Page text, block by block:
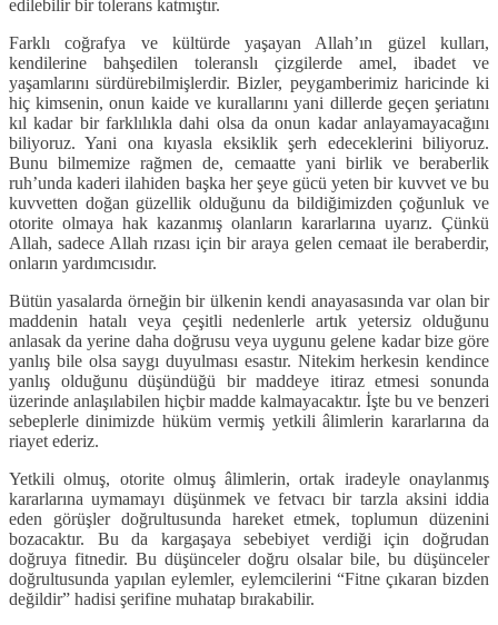
edilebilir bir tolerans katmıştır.
Farklı coğrafya ve kültürde yaşayan Allah’ın güzel kulları,
kendilerine bahşedilen toleranslı çizgilerde amel, ibadet ve
yaşamlarını sürdürebilmişlerdir. Bizler, peygamberimiz haricinde ki
hiç kimsenin, onun kaide ve kurallarını yani dillerde geçen şeriatını
kıl kadar bir farklılıkla dahi olsa da onun kadar anlayamayacağını
biliyoruz. Yani ona kıyasla eksiklik şerh edeceklerini biliyoruz.
Bunu bilmemize rağmen de, cemaatte yani birlik ve beraberlik
ruh’unda kaderi ilahiden başka her şeye gücü yeten bir kuvvet ve bu
kuvvetten doğan güzellik olduğunu da bildiğimizden çoğunluk ve
otorite olmaya hak kazanmış olanların kararlarına uyarız. Çünkü
Allah, sadece Allah rızası için bir araya gelen cemaat ile beraberdir,
onların yardımcısıdır.
Bütün yasalarda örneğin bir ülkenin kendi anayasasında var olan bir
maddenin hatalı veya çeşitli nedenlerle artık yetersiz olduğunu
anlasak da yerine daha doğrusu veya uygunu gelene kadar bize göre
yanlış bile olsa saygı duyulması esastır. Nitekim herkesin kendince
yanlış olduğunu düşündüğü bir maddeye itiraz etmesi sonunda
üzerinde anlaşılabilen hiçbir madde kalmayacaktır. İşte bu ve benzeri
sebeplerle dinimizde hüküm vermiş yetkili âlimlerin kararlarına da
riayet ederiz.
Yetkili olmuş, otorite olmuş âlimlerin, ortak iradeyle onaylanmış
kararlarına uymamayı düşünmek ve fetvacı bir tarzla aksini iddia
eden görüşler doğrultusunda hareket etmek, toplumun düzenini
bozacaktır. Bu da kargaşaya sebebiyet verdiği için doğrudan
doğruya fitnedir. Bu düşünceler doğru olsalar bile, bu düşünceler
doğrultusunda yapılan eylemler, eylemcilerini “Fitne çıkaran bizden
değildir” hadisi şerifine muhatap bırakabilir.